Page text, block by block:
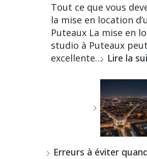
Tout ce que vous
la mise en location
Puteaux La mise en
studio à Puteaux
excellente… Lire la
Erreurs à éviter